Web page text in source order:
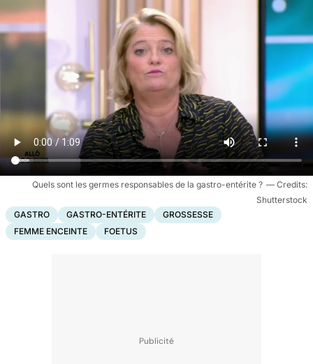
Quels sont les germes responsables de la gastro-entérite ?
Shutterstock
GASTRO
GASTRO-ENTÉRITE
GROSSESSE
FEMME ENCEINTE
FOETUS